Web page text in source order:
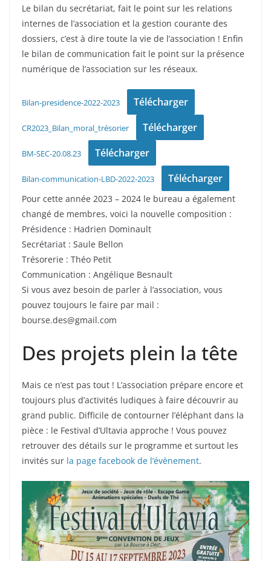
Le bilan du secrétariat, fait le point sur les relations
internes de l’association et la gestion courante des
dossiers, c’est à dire toute la vie de l’association ! Enfin
le bilan de communication fait le point sur la présence
numérique de l’association sur les réseaux.
Bilan-presidence-2022-2023 Télécharger
CR2023_Bilan_moral_trésorier Télécharger
BM-SEC-20.08.23 Télécharger
Bilan-communication-LBD-2022-2023 Télécharger
Pour cette année 2023 – 2024 le bureau a également
changé de membres, voici la nouvelle composition :
Présidence : Hadrien Dominault
Secrétariat : Saule Bellon
Trésorerie : Théo Petit
Communication : Angélique Besnault
Si vous avez besoin de parler à l’association, vous
pouvez toujours le faire par mail :
bourse.des@gmail.com
Des projets plein la tête
Mais ce n’est pas tout ! L’association prépare encore et
toujours plus d’activités ludiques à faire découvrir au
grand public. Difficile de contourner l’éléphant dans la
pièce : le Festival d’Ultavia approche ! Vous pouvez
retrouver des détails sur le programme et surtout les
invités sur la page facebook de l’évènement.